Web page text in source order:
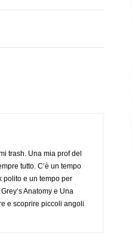
trash. Una mia prof del
tutto. C’è un tempo
polito e un tempo per
Anatomy e Una
e scoprire piccoli angoli